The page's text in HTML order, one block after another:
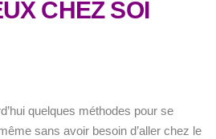
CHEZ SOI
quelques méthodes pour se
sans avoir besoin d’aller chez le